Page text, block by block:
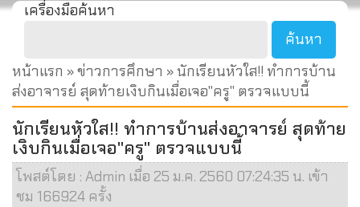
เครื่องมือค้นหา
หน้าแรก »ข่าวการศึกษา » นักเรียนหัวใส!! ทำการบ้าน
ส่งอาจารย์ สุดท้ายเงิบกินเมื่อเจอ"ครู" ตรวจแบบนี้
นักเรียนหัวใส!! ทำการบ้านส่งอาจารย์ สุดท้าย
เงิบกินเมื่อเจอ"ครู" ตรวจแบบนี้
โพสต์โดย : Admin เมื่อ 25 ม.ค. 2560 07:24:35 น. เข้า
ชม 166924 ครั้ง